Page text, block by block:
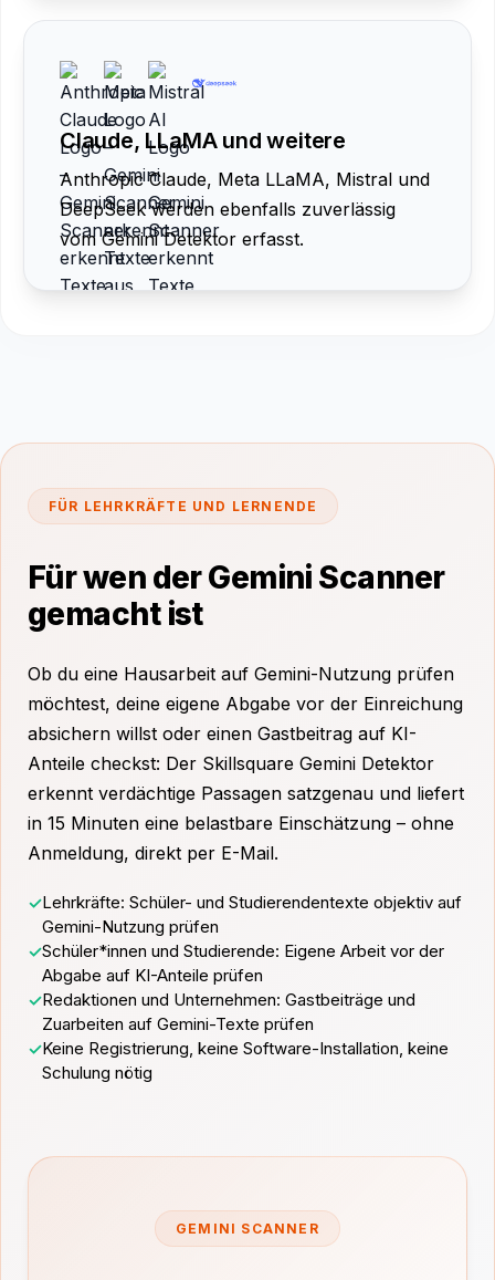
Claude, LLaMA und weitere
Anthropic Claude, Meta LLaMA, Mistral und
DeepSeek werden ebenfalls zuverlässig
vom Gemini Detektor erfasst.
FÜR LEHRKRÄFTE UND LERNENDE
Für wen der Gemini Scanner
gemacht ist
Ob du eine Hausarbeit auf Gemini-Nutzung prüfen
möchtest, deine eigene Abgabe vor der Einreichung
absichern willst oder einen Gastbeitrag auf KI-
Anteile checkst: Der Skillsquare Gemini Detektor
erkennt verdächtige Passagen satzgenau und liefert
in 15 Minuten eine belastbare Einschätzung – ohne
Anmeldung, direkt per E-Mail.
Lehrkräfte: Schüler- und Studierendentexte objektiv auf
Gemini-Nutzung prüfen
Schüler*innen und Studierende: Eigene Arbeit vor der
Abgabe auf KI-Anteile prüfen
Redaktionen und Unternehmen: Gastbeiträge und
Zuarbeiten auf Gemini-Texte prüfen
Keine Registrierung, keine Software-Installation, keine
Schulung nötig
GEMINI SCANNER